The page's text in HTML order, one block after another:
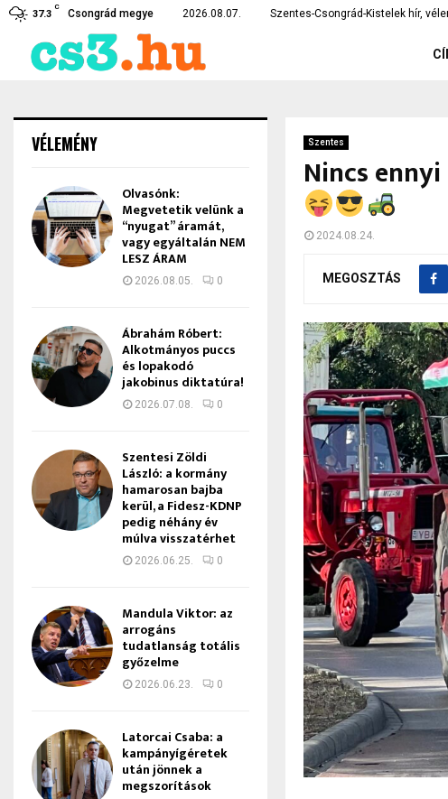
37.3
C
Csongrád megye 2026.08.07. Szentes-Csongrád-Kistelek hír,
Czirbus Gábor: Nem hagyhatjuk
Szentes
Nincs
2024.08.24.
MEGOSZTÁS
VÉLEMÉNY
Olvasónk:
Megvetetik velünk a
“nyugat” áramát,
vagy egyáltalán NEM
LESZ ÁRAM
2026.08.05. 0
Ábrahám Róbert:
Alkotmányos puccs
és lopakodó
jakobinus diktatúra!
2026.07.08. 0
Szentesi Zöldi
László: a kormány
hamarosan bajba
kerül, a Fidesz-KDNP
pedig néhány év
múlva visszatérhet
2026.06.25. 0
Mandula Viktor: az
arrogáns
tudatlanság totális
győzelme
2026.06.23. 0
Latorcai Csaba: a
kampányígéretek
után jönnek a
megszorítások